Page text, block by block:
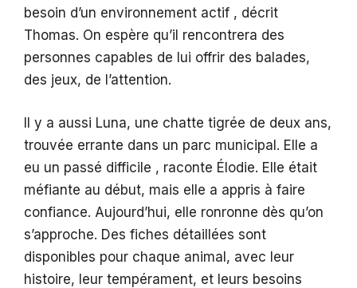
besoin d’un environnement actif , décrit
Thomas. On espère qu’il rencontrera des
personnes capables de lui offrir des balades,
des jeux, de l’attention.
Il y a aussi Luna, une chatte tigrée de deux ans,
trouvée errante dans un parc municipal. Elle a
eu un passé difficile , raconte Élodie. Elle était
méfiante au début, mais elle a appris à faire
confiance. Aujourd’hui, elle ronronne dès qu’on
s’approche. Des fiches détaillées sont
disponibles pour chaque animal, avec leur
histoire, leur tempérament, et leurs besoins